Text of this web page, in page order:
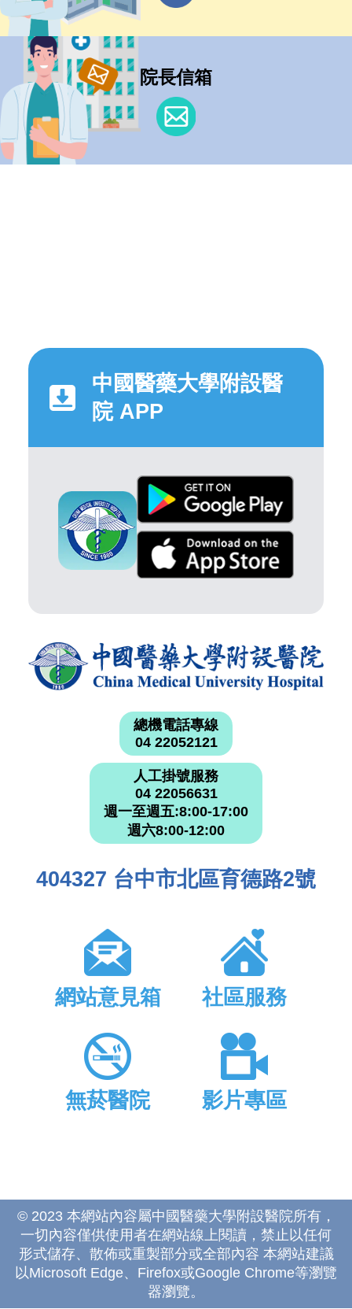
院長信箱
中國醫藥大學附設醫
院 APP
總機電話專線
04 22052121
人工掛號服務
04 22056631
週一至週五:8:00-17:00
週六8:00-12:00
404327 台中市北區育德路2號
網站意見箱 社區服務
無菸醫院 影片專區
© 2023 本網站內容屬中國醫藥大學附設醫院所有，
一切內容僅供使用者在網站線上閱讀，禁止以任何
形式儲存、散佈或重製部分或全部內容 本網站建議
以Microsoft Edge、Firefox或Google Chrome等瀏覽
器瀏覽。